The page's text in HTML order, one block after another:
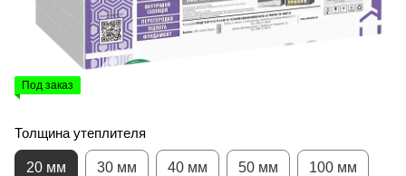
Под заказ
Толщина утеплителя
20 мм 30 мм 40 мм 50 мм 100 мм